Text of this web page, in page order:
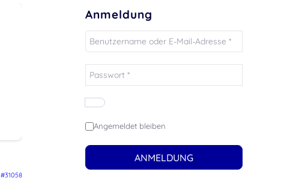
#31058
Anmeldung
Angemeldet bleiben
ANMELDUNG